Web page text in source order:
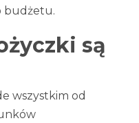
budżetu.
są
wszystkim od